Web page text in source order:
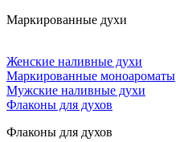
Маркированные духи
Женские наливные духи
Маркированные моноароматы
Мужские наливные духи
Флаконы для духов
Флаконы для духов